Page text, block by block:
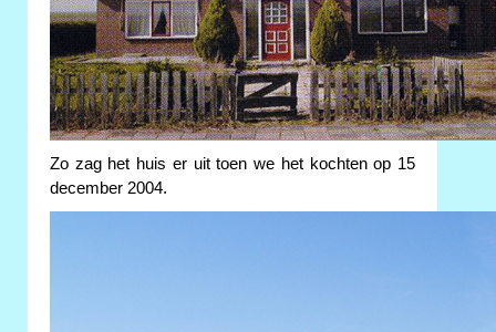
Zo zag het huis er uit toen we het kochten op 15
december 2004.